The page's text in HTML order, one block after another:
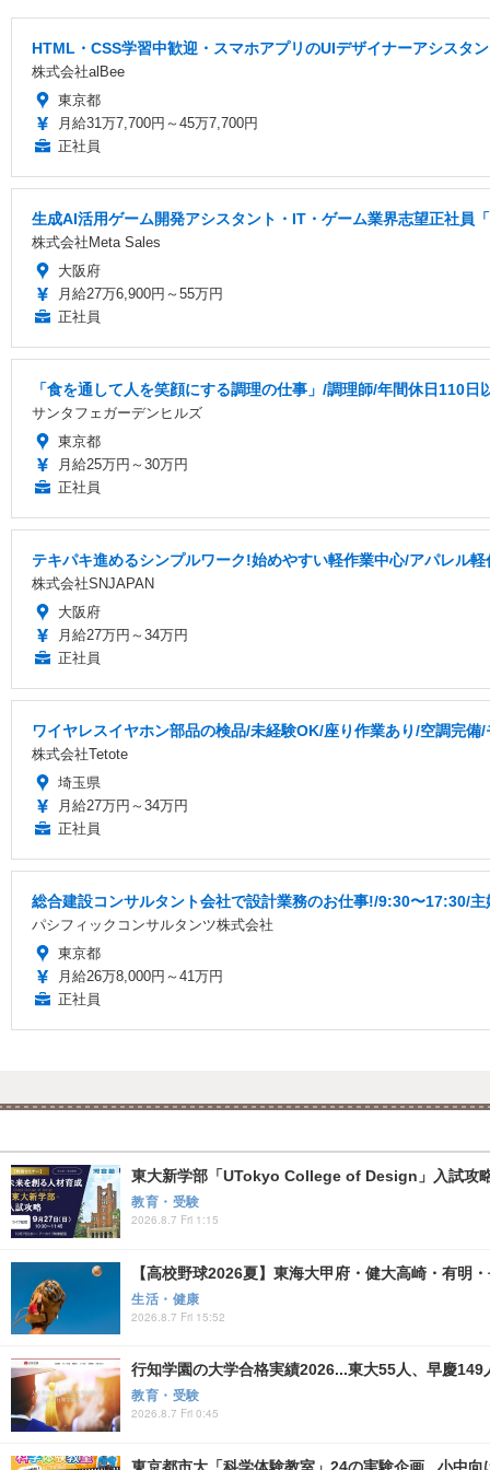
HTML・CSS学習中歓迎・スマホアプリのUIデザイナーアシスタ
株式会社alBee
東京都
月給31万7,700円～45万7,700円
正社員
生成AI活用ゲーム開発アシスタント・IT・ゲーム業界志望正社員
株式会社Meta Sales
大阪府
月給27万6,900円～55万円
正社員
「食を通して人を笑顔にする調理の仕事」/調理師/年間休日110
サンタフェガーデンヒルズ
東京都
月給25万円～30万円
正社員
テキパキ進めるシンプルワーク!始めやすい軽作業中心/アパレル
株式会社SNJAPAN
大阪府
月給27万円～34万円
正社員
ワイヤレスイヤホン部品の検品/未経験OK/座り作業あり/空調完備
株式会社Tetote
埼玉県
月給27万円～34万円
正社員
総合建設コンサルタント会社で設計業務のお仕事!/9:30〜17:30/
パシフィックコンサルタンツ株式会社
東京都
月給26万8,000円～41万円
正社員
東大新学部「UTokyo College of Design」入試攻
教育・受験
2026.8.7 Fri 1:15
【高校野球2026夏】東海大甲府・健大高崎・有明
生活・健康
2026.8.7 Fri 15:52
行知学園の大学合格実績2026...東大55人、早慶149
教育・受験
2026.8.7 Fri 0:45
東京都市大「科学体験教室」24の実験企画...小中向